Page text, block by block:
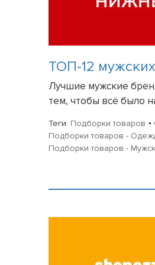
ТОП-12
Лучшие мужские
тем, чтобы всё было
Теги: Подборки товаров
Подборки товаров -
Подборки товаров -